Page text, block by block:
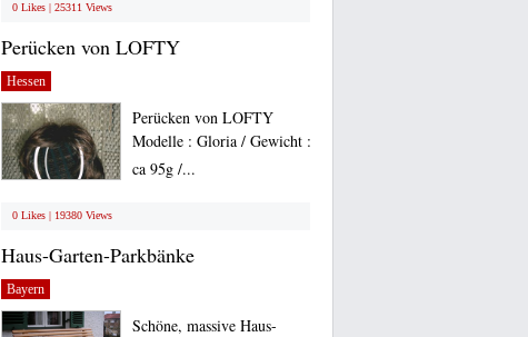
0 Likes | 25311 Views
Perücken von LOFTY
Hessen
Perücken von LOFTY
Modelle : Gloria / Gewicht :
ca 95g /...
0 Likes | 19380 Views
Haus-Garten-Parkbänke
Bayern
Schöne, massive Haus-